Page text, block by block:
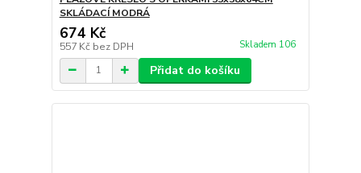
SKLÁDACÍ MODRÁ
674 Kč
557 Kč bez DPH Skladem 106
Přidat do košíku